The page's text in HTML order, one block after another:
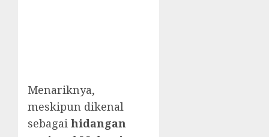
Menariknya,
meskipun dikenal
sebagai hidangan